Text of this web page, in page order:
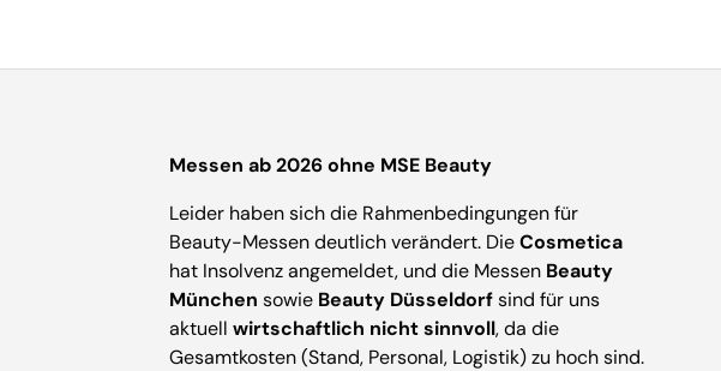
Messen ab 2026 ohne MSE Beauty
Leider haben sich die Rahmenbedingungen für
Beauty-Messen deutlich verändert. DieCosmetica
hat Insolvenz angemeldet, und die Messen Beauty
München sowie Beauty Düsseldorfsind für uns
aktuell wirtschaftlich nicht sinnvoll, da die
Gesamtkosten (Stand, Personal, Logistik) zu hoch sind.